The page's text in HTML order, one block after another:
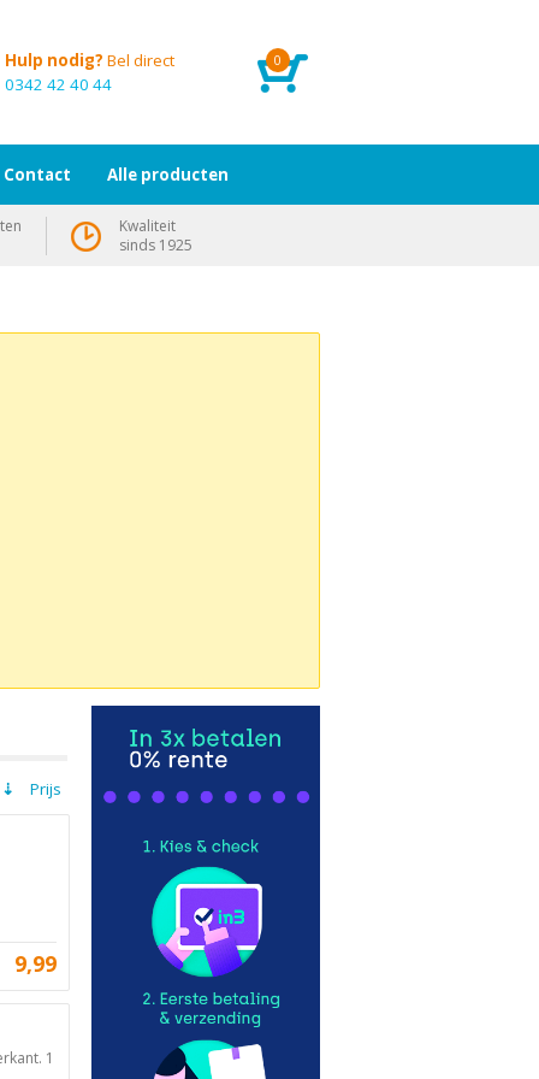
0
Hulp nodig? Bel direct
0342 42 40 44
Prijs
9,99
1
Contact Alle producten
Kwaliteit
sinds 1925